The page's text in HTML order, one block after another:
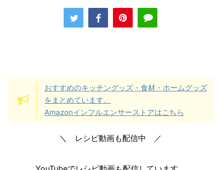
おすすめのキッチングッズ・食材・ホームグッズ
をまとめています。
Amazonインフルエンサーストアはこちら
＼ レシピ動画も配信中 ／